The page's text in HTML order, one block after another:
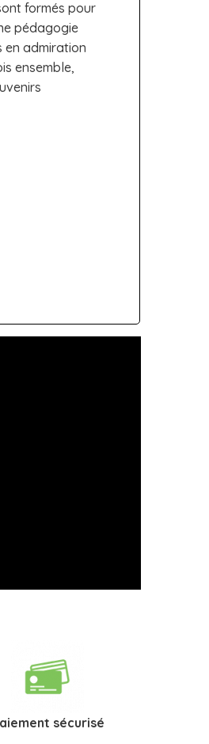
formés pour
pédagogie
en admiration
ensemble,
sécurisé